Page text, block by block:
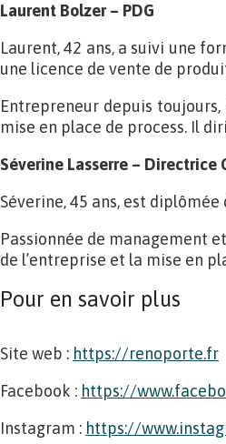
Laurent Bolzer – PDG
Laurent, 42 ans, a suivi une
une licence de vente de
Entrepreneur depuis
mise en place de process. Il
Séverine Lasserre – Directrice
Séverine, 45 ans, est diplômée
Passionnée de management
de l’entreprise et la mise en
Pour en savoir plus
Site web : https://renoporte.fr
Facebook : https://
Instagram : https://